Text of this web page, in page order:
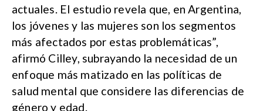
actuales. El estudio revela que, en Argentina,
los jóvenes y las mujeres son los segmentos
más afectados por estas problemáticas”,
afirmó Cilley, subrayando la necesidad de un
enfoque más matizado en las políticas de
salud mental que considere las diferencias de
género y edad.